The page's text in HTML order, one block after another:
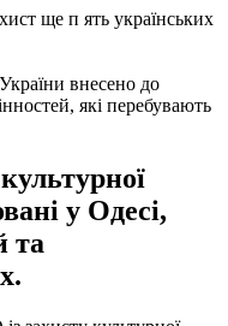
внесено до
які перебувають
у Одесі,
та